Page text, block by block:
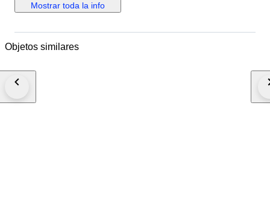
Mostrar toda la info
Objetos similares